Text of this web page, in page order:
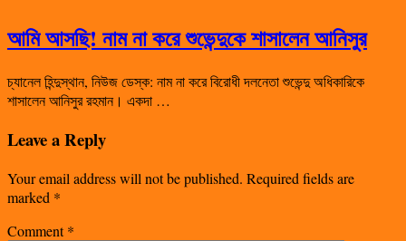
আমি আসছি! নাম না করে শুভেন্দুকে শাসালেন আনিসুর
চ্যানেল হিন্দুস্থান, নিউজ ডেস্ক: নাম না করে বিরোধী দলনেতা শুভেন্দু অধিকারিকে
শাসালেন আনিসুর রহমান। একদা …
Leave a Reply
Your email address will not be published. Required fields are
marked *
Comment*